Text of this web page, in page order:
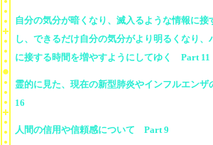
自分の気分が暗くなり、滅入るような情報に接
し、できるだけ自分の気分がより明るくなり、
に接する時間を増やすようにしてゆく Part 11
霊的に見た、現在の新型肺炎やインフルエン
16
人間の信用や信頼感について Part 9